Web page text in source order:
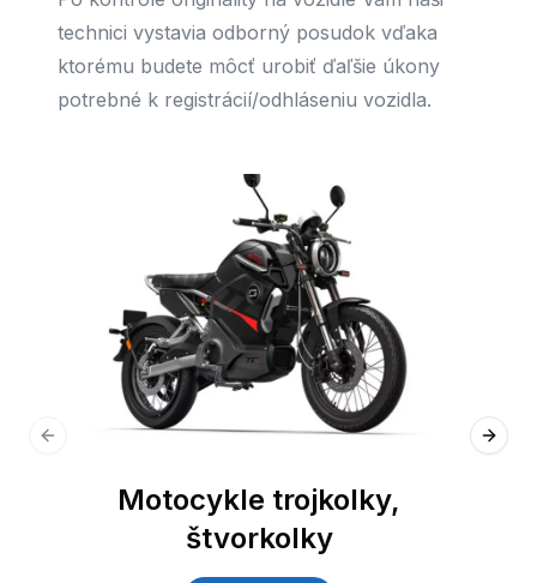
technici vystavia odborný posudok vďaka
ktorému budete môcť urobiť ďaľšie úkony
potrebné k registrácií/odhláseniu vozidla.
Motocykle trojkolky,
štvorkolky
Previous slide Next